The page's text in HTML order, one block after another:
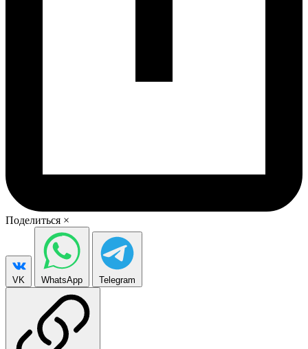
Поделиться ×
VK WhatsApp Telegram